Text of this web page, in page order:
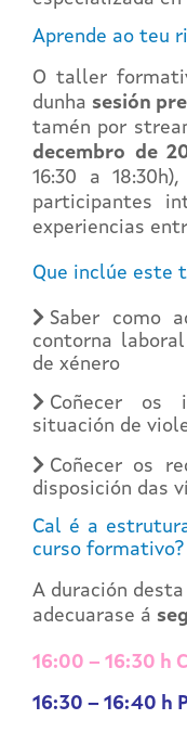
Aprende ao teu
O taller
dunha sesión
tamén por
decembro de
16:30 a
participantes
experiencias
Que inclúe este
Saber como
contorna
de xénero
Coñecer os
situación de
Coñecer os
disposición das
Cal é a
curso formativo?
A duración
adecuarase á
16:00 – 16:30 h
16:30 – 16:40 h